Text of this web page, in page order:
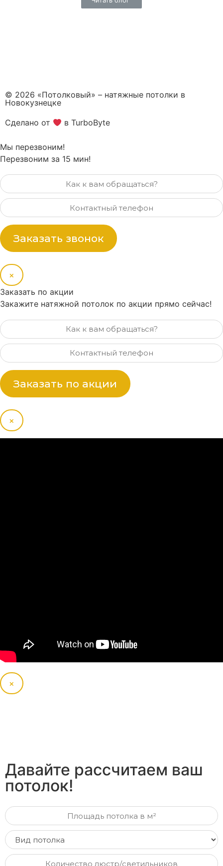
© 2026 «Потолковый» – натяжные потолки в
Новокузнецке
Сделано от
в TurboByte
Мы перезвоним!
Перезвоним за 15 мин!
Заказать звонок
×
Заказать по акции
Закажите натяжной потолок по акции прямо сейчас!
Заказать по акции
×
×
Давайте рассчитаем ваш
потолок!